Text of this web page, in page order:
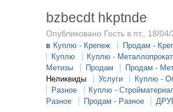
bzbecdt hkptnde
Опубликовано Гость в пт., 18/
в Куплю - Крепеж
Продам -
Куплю
Куплю - Металлопрокат
Метизы
Продам
Продам -
Неликвиды
Услуги
Куплю -
Разное
Куплю -
Разное
Продам - Разное